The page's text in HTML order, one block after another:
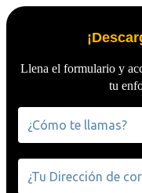
Llena el formulario y
tu